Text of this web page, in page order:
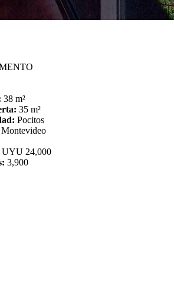
38 m²
35 m²
Pocitos
Montevideo
UYU 24,000
3,900